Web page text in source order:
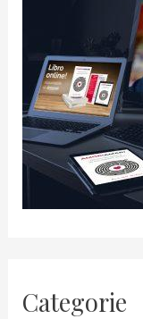
Categorie